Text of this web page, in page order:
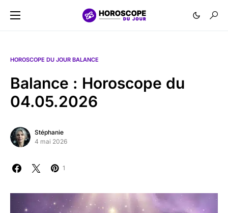
HOROSCOPE DU JOUR BALANCE
Balance : Horoscope du
04.05.2026
Stéphanie
4 mai 2026
1